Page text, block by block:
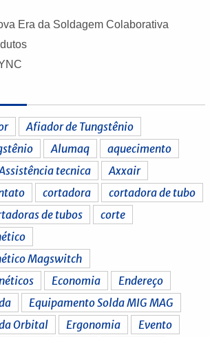
Era da Soldagem Colaborativa
Afiador de Tungstênio
Alumaq
aquecimento
tecnica
Axxair
cortadora
cortadora de tubo
de tubos
corte
Magswitch
Economia
Endereço
Equipamento Solda MIG MAG
Orbital
Ergonomia
Evento